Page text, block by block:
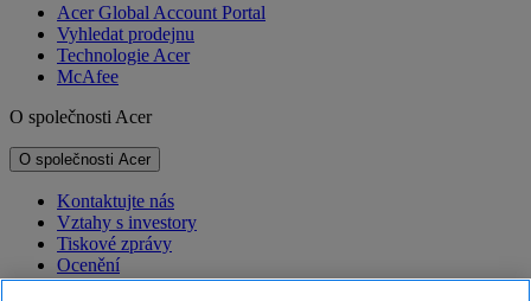
Acer Global Account Portal
Vyhledat prodejnu
Technologie Acer
McAfee
O společnosti Acer
O společnosti Acer
Kontaktujte nás
Vztahy s investory
Tiskové zprávy
Ocenění
Události